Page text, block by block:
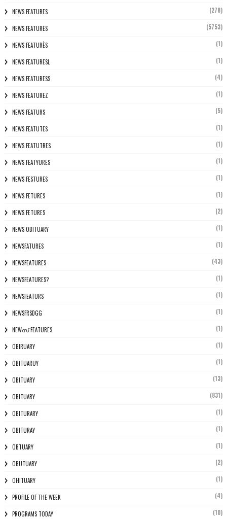
NEWS FEATURES (278)
NEWS FEATURES (5753)
NEWS FEATURÈS (1)
NEWS FEATURESL (1)
NEWS FEATURESS (4)
NEWS FEATUREZ (1)
NEWS FEATURS (5)
NEWS FEATUTES (1)
NEWS FEATUTRES (1)
NEWS FEATYURES (1)
NEWS FESTURES (1)
NEWS FETURES (1)
NEWS FETURES (2)
NEWS OBITUARY (1)
NEWSFATURES (1)
NEWSFEATURES (43)
NEWSFEATURES? (1)
NEWSFEATURS (1)
NEWSFRSDGG (1)
NEWസ് FEATURES (1)
OBIRUARY (1)
OBITUARUY (1)
OBITUARY (13)
OBITUARY (831)
OBITURARY (1)
OBITURAY (1)
OBTUARY (1)
OBUTUARY (2)
OHITUARY (1)
PROFILE OF THE WEEK (4)
PROGRAMS TODAY (10)